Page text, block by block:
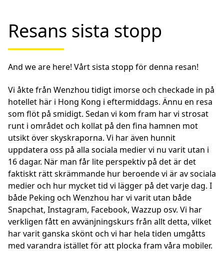
Resans sista stopp
And we are here! Vårt sista stopp för denna resan!
Vi åkte från Wenzhou tidigt imorse och checkade in på
hotellet här i Hong Kong i eftermiddags. Ännu en resa
som flöt på smidigt. Sedan vi kom fram har vi strosat
runt i området och kollat på den fina hamnen mot
utsikt över skyskraporna. Vi har även hunnit
uppdatera oss på alla sociala medier vi nu varit utan i
16 dagar. När man får lite perspektiv på det är det
faktiskt rätt skrämmande hur beroende vi är av sociala
medier och hur mycket tid vi lägger på det varje dag. I
både Peking och Wenzhou har vi varit utan både
Snapchat, Instagram, Facebook, Wazzup osv. Vi har
verkligen fått en avvänjningskurs från allt detta, vilket
har varit ganska skönt och vi har hela tiden umgåtts
med varandra istället för att plocka fram våra mobiler.